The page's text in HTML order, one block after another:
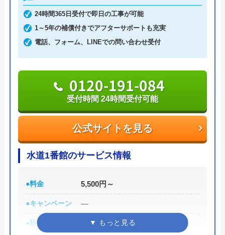
REO
2 か月前
方に来ていただきました。｢家中の配管の高
圧洗浄が必要｣と言われましたが、高額で出
せませんでした。仕方なく自分でスッポンを
使い、つまりを除去しました。高圧洗浄が本
当に必要だったのかは、よく分かりませんで
した。
Googleクチコミを見る
本社のある大分県宇佐市以外にも、別府市、中津
市、福岡県豊前市に支社があるのでお近くにお住い
の方はお気軽にご連絡ください。
公式サイトを見る
0978-32-2226
株式会社九管通の基本情報
運営会社 株式会社九管通
代表者 田染 健志
創業・設立 昭和51年3月1日創業
所在地
〒879-0164
24時間365日受付で即日の工事が可能
1～5年の補償付きでアフターサポートも充実
電話、フォーム、LINEでの問い合わせ受付
公式サイトを見る
0120-191-084
受付時間 24時間受付可能
水道1番館のサービス情報
●料金 5,500円～
●キャンペーン ―
●駆けつけ時間 最短30分